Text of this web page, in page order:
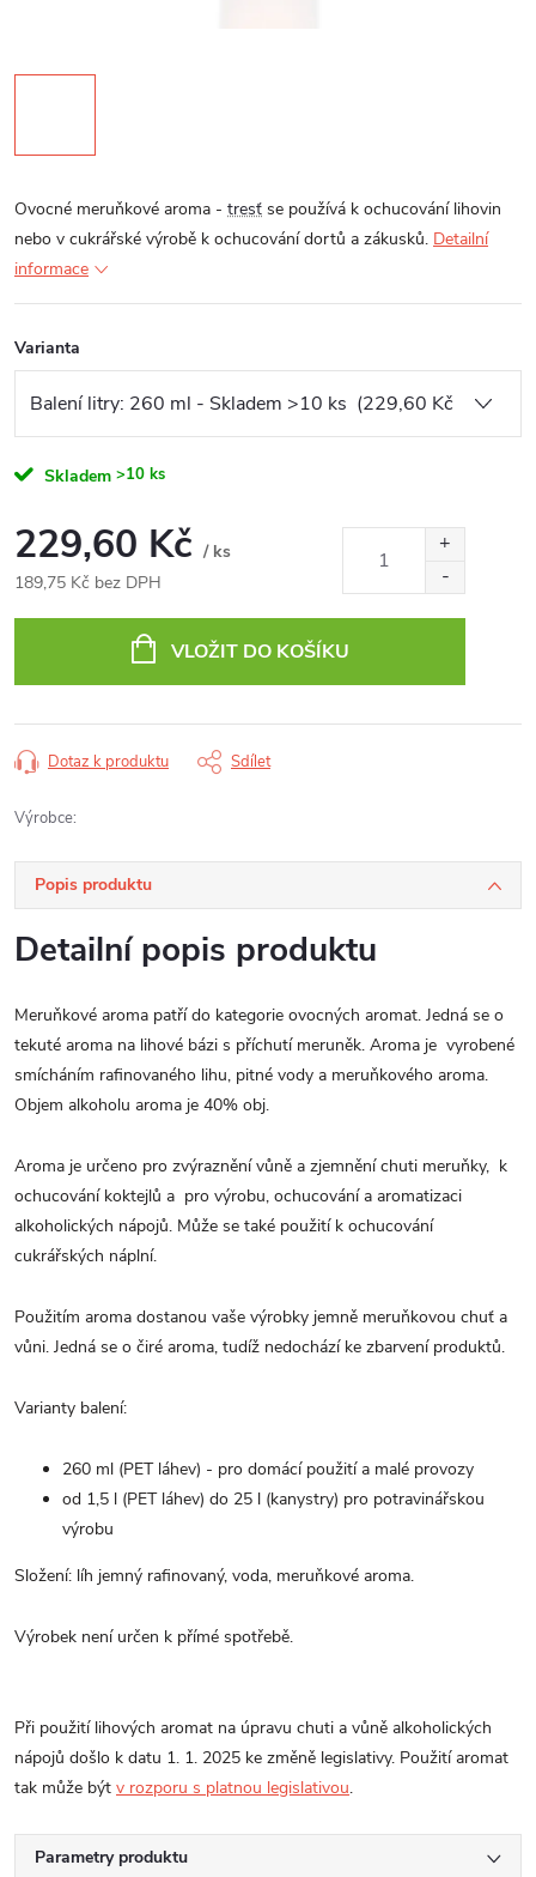
Ovocné meruňkové aroma - tresť se používá k ochucování lihovin
nebo v cukrářské výrobě k ochucování dortů a zákusků. Detailní
informace
Varianta
Skladem >10 ks
229,60 Kč / ks
189,75 Kč bez DPH
VLOŽIT DO KOŠÍKU
Dotaz k produktu Sdílet
Výrobce:
Popis produktu
Detailní popis produktu
Meruňkové aroma patří do kategorie ovocných aromat. Jedná se o
tekuté aroma na lihové bázi s příchutí meruněk. Aroma je vyrobené
smícháním rafinovaného lihu, pitné vody a meruňkového aroma.
Objem alkoholu aroma je 40% obj.
Aroma je určeno pro zvýraznění vůně a zjemnění chuti meruňky, k
ochucování koktejlů a pro výrobu, ochucování a aromatizaci
alkoholických nápojů. Může se také použití k ochucování
cukrářských náplní.
Použitím aroma dostanou vaše výrobky jemně meruňkovou chuť a
vůni. Jedná se o čiré aroma, tudíž nedochází ke zbarvení produktů.
Varianty balení:
260 ml (PET láhev) - pro domácí použití a malé provozy
od 1,5 l (PET láhev) do 25 l (kanystry) pro potravinářskou
výrobu
Složení: líh jemný rafinovaný, voda, meruňkové aroma.
Výrobek není určen k přímé spotřebě.
Při použití lihových aromat na úpravu chuti a vůně alkoholických
nápojů došlo k datu 1. 1. 2025 ke změně legislativy. Použití aromat
tak může být v rozporu s platnou legislativou.
Parametry produktu